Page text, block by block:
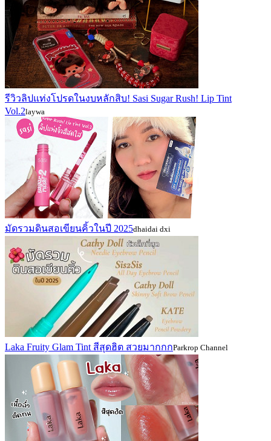
รีวิวลิปแท่งโปรดในงบหลักสิบ! Sasi Sugar Rush! Lip Tint
Vol.2laywa
มัดรวมดินสอเขียนคิ้วในปี 2025dhaidai dxi
Laka Fruity Glam Tint สีสุดฮิต สวยมากกกParkrop Channel